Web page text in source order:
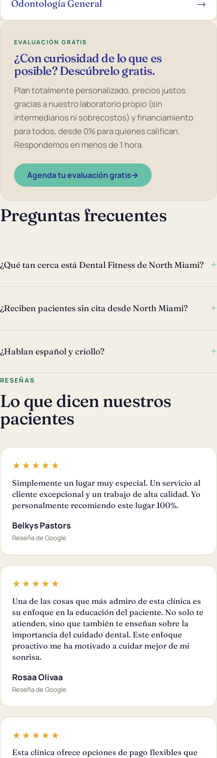
Odontología General →
EVALUACIÓN GRATIS
¿Con curiosidad de lo que es
posible? Descúbrelo gratis.
Plan totalmente personalizado, precios justos
gracias a nuestro laboratorio propio (sin
intermediarios ni sobrecostos) y financiamiento
para todos, desde 0% para quienes califican.
Respondemos en menos de 1 hora.
Agenda tu evaluación gratis→
Preguntas frecuentes
¿Qué tan cerca está Dental Fitness de North Miami? +
¿Reciben pacientes sin cita desde North Miami? +
¿Hablan español y criollo? +
RESEÑAS
Lo que dicen nuestros
pacientes
★★★★★
Simplemente un lugar muy especial. Un servicio al
cliente excepcional y un trabajo de alta calidad. Yo
personalmente recomiendo este lugar 100%.
Belkys Pastors
Reseña de Google
★★★★★
Una de las cosas que más admiro de esta clínica es
su enfoque en la educación del paciente. No solo te
atienden, sino que también te enseñan sobre la
importancia del cuidado dental. Este enfoque
proactivo me ha motivado a cuidar mejor de mi
sonrisa.
Rosaa Olivaa
Reseña de Google
★★★★★
Esta clínica ofrece opciones de pago flexibles que